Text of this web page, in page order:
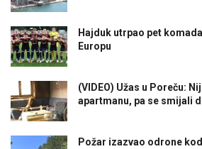
Hajduk utrpao pet
Europu
(VIDEO) Užas u Poreču:
apartmanu, pa se smijali
Požar izazvao odrone